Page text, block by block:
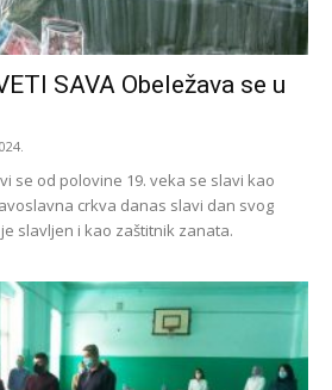
SAVA Obeležava se u
se od polovine 19. veka se slavi kao
crkva danas slavi dan svog
slavljen i kao zaštitnik zanata.